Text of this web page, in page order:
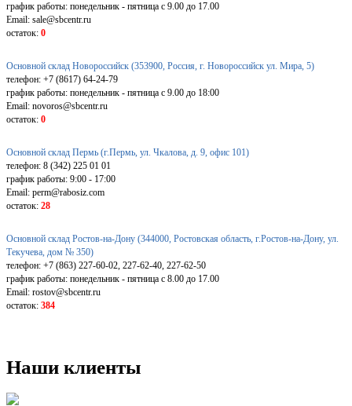
график работы: понедельник - пятница с 9.00 до 17.00
Email: sale@sbcentr.ru
остаток: 0
Основной склад Новороссийск (353900, Россия, г. Новороссийск ул. Мира, 5)
телефон: +7 (8617) 64-24-79
график работы: понедельник - пятница с 9.00 до 18:00
Email: novoros@sbcentr.ru
остаток: 0
Основной склад Пермь (г.Пермь, ул. Чкалова, д. 9, офис 101)
телефон: 8 (342) 225 01 01
график работы: 9:00 - 17:00
Email: perm@rabosiz.com
остаток: 28
Основной склад Ростов-на-Дону (344000, Ростовская область, г.Ростов-на-Дону, ул.
Текучева, дом № 350)
телефон: +7 (863) 227-60-02, 227-62-40, 227-62-50
график работы: понедельник - пятница с 8.00 до 17.00
Email: rostov@sbcentr.ru
остаток: 384
Наши клиенты